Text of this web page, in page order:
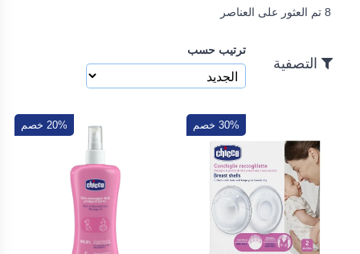
بحث
8 تم العثور على العناصر
ترتيب حسب
30% خصم 20% خصم